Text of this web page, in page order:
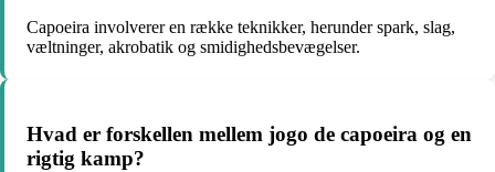
Capoeira involverer en række teknikker, herunder spark, slag,
væltninger, akrobatik og smidighedsbevægelser.
Hvad er forskellen mellem jogo de capoeira og en
rigtig kamp?